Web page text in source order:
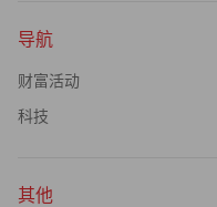
导航
财富活动
科技
其他